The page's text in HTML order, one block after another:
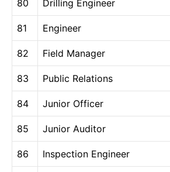
80 Drilling Engineer
81 Engineer
82 Field Manager
83 Public Relations
84 Junior Officer
85 Junior Auditor
86 Inspection Engineer